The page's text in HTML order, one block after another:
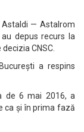
Astaldi — Astalrom
depus recurs la
CNSC.
a respins
de 6 mai 2016, a
ca și în prima fază